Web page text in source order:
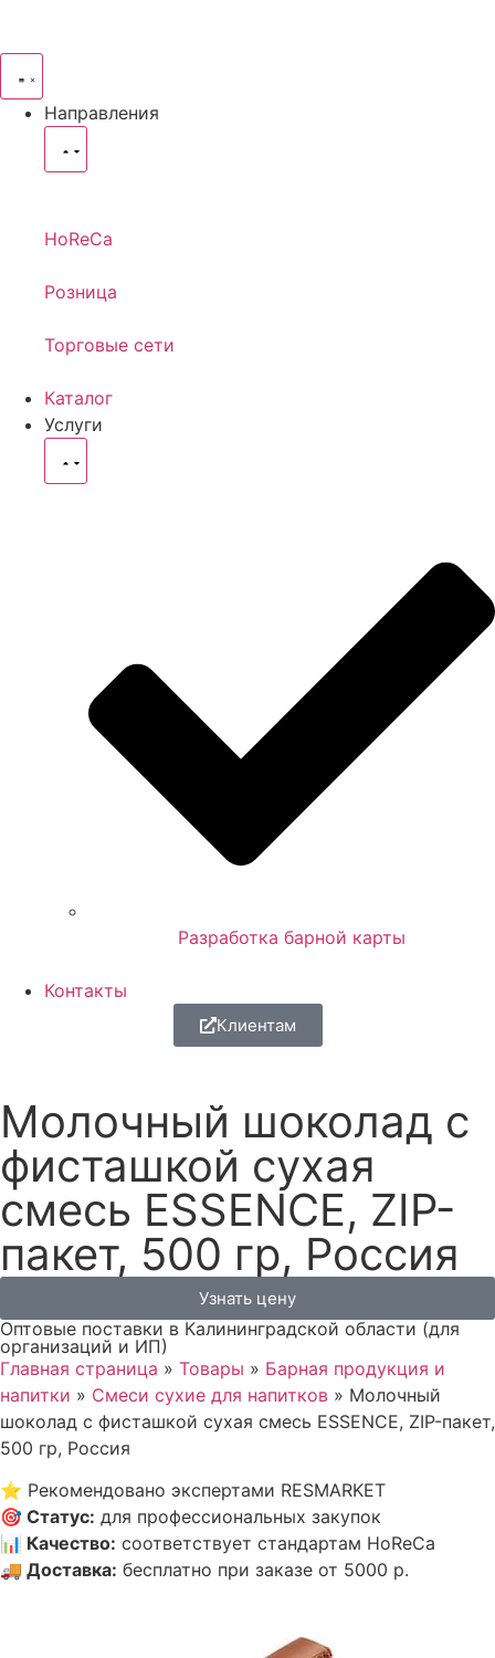
Направления
HoReCa
Розница
Торговые сети
Каталог
Услуги
Разработка барной карты
Контакты
Клиентам
Молочный шоколад с
фисташкой сухая
смесь ESSENCE, ZIP-
пакет, 500 гр, Россия
Узнать цену
Оптовые поставки в Калининградской области (для
организаций и ИП)
Главная страница » Товары » Барная продукция и
напитки » Смеси сухие для напитков » Молочный
шоколад с фисташкой сухая смесь ESSENCE, ZIP-пакет,
500 гр, Россия
⭐ Рекомендовано экспертами RESMARKET
🎯 Статус: для профессиональных закупок
📊 Качество: соответствует стандартам HoReCa
🚚 Доставка: бесплатно при заказе от 5000 р.